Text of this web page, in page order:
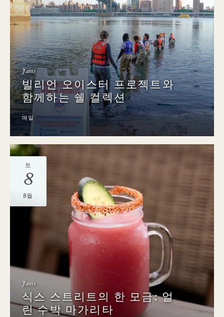
Jams
빌리언 오이스터 프로젝트와
함께하는 쉘 컬렉션
매일
토
8
8월
Jams
식스 스트리트의 한 모금: 얼
린 수박 마가리타